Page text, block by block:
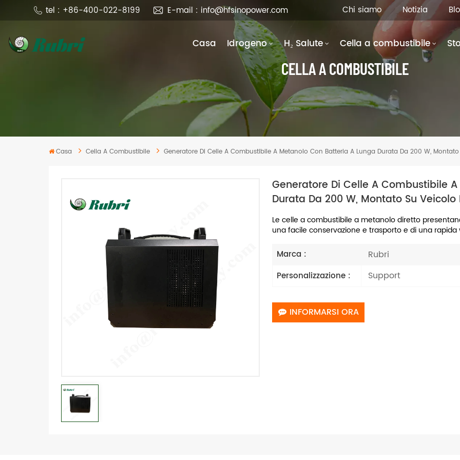
tel : +86-400-022-8199 E-mail : info@hfsinopower.com Chi siamo Notizia
Casa Idrogeno H₂ Salute Cella a combustibile
CELLA A COMBUSTIBILE
Casa Cella A Combustibile Generatore Di Celle A Combustibile A Metanolo Con Batteria A Lunga Durata Da 200 W,
Generatore Di Celle A Combustibile
Durata Da 200 W, Montato Su Veicolo
Le celle a combustibile a metanolo diretto
una facile conservazione e trasporto e di una rapida
Marca : Rubri
Personalizzazione : Support
INFORMARSI ORA